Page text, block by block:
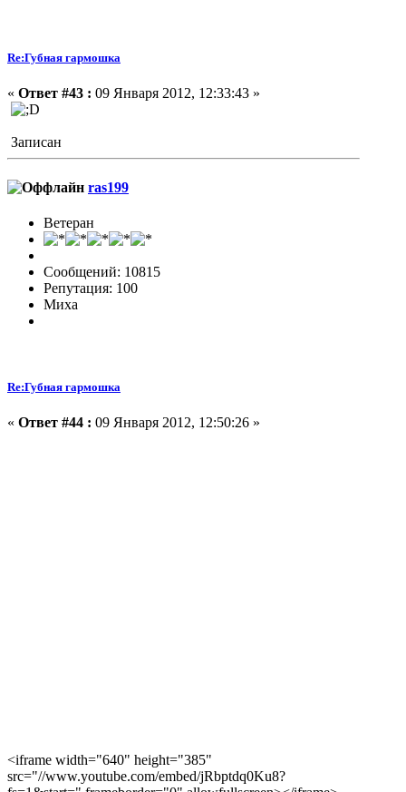
Re:Губная гармошка
« Ответ #43 : 09 Января 2012, 12:33:43 »
Записан
ras199
Ветеран
Сообщений: 10815
Репутация: 100
Миха
Re:Губная гармошка
« Ответ #44 : 09 Января 2012, 12:50:26 »
<iframe width="640" height="385"
src="//www.youtube.com/embed/jRbptdq0Ku8?